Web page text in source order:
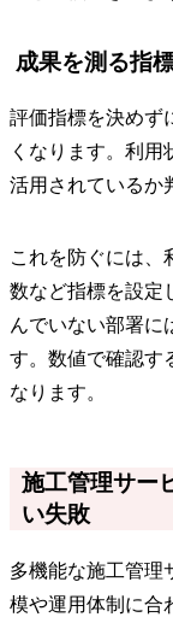
成果を測る指
評価指標を決めず
くなります。利
活用されているか
これを防ぐには、
数など指標を設定
んでいない部署に
す。数値で確認す
なります。
施工管理サー
い失敗
多機能な施工管理
模や運用体制に合